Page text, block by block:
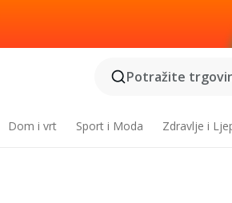
Potražite
Dom i vrt Sport i Moda Zdravlje i